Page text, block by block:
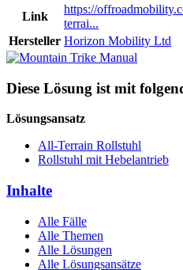
Link
https://
terrai...
Hersteller Horizon Mobility Ltd
Diese Lösung ist mit
Lösungsansatz
All-Terrain Rollstuhl
Rollstuhl mit Hebelantrieb
Inhalte
Alle Fälle
Alle Themen
Alle Lösungen
Alle Lösungsansätze